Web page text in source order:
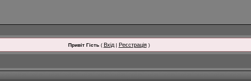
Привіт Гість( Вхід| Реєстрація)